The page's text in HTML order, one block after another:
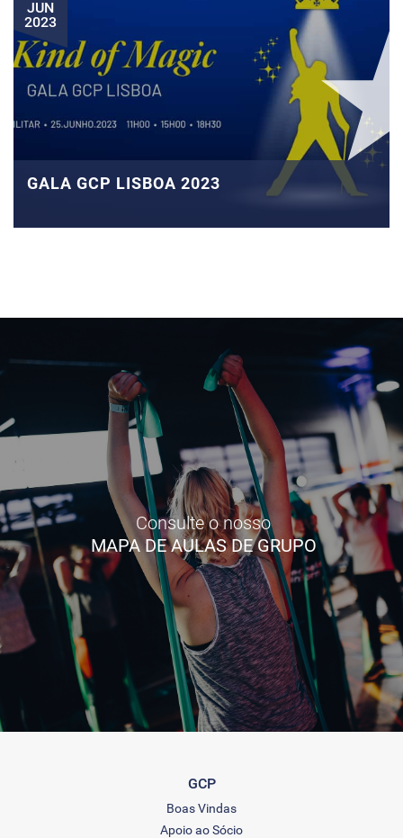
JUN
2023
GALA GCP LISBOA 2023
Consulte o nosso
MAPA DE AULAS DE GRUPO
GCP
Boas Vindas
Apoio ao Sócio